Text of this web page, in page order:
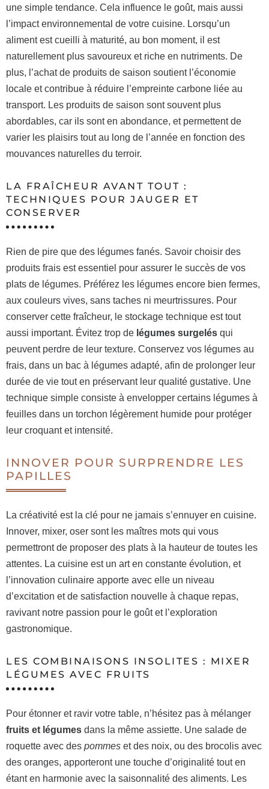
une simple tendance. Cela influence le goût, mais aussi
l’impact environnemental de votre cuisine. Lorsqu’un
aliment est cueilli à maturité, au bon moment, il est
naturellement plus savoureux et riche en nutriments. De
plus, l’achat de produits de saison soutient l’économie
locale et contribue à réduire l’empreinte carbone liée au
transport. Les produits de saison sont souvent plus
abordables, car ils sont en abondance, et permettent de
varier les plaisirs tout au long de l’année en fonction des
mouvances naturelles du terroir.
LA FRAÎCHEUR AVANT TOUT :
TECHNIQUES POUR JAUGER ET
CONSERVER
Rien de pire que des légumes fanés. Savoir choisir des
produits frais est essentiel pour assurer le succès de vos
plats de légumes. Préférez les légumes encore bien fermes,
aux couleurs vives, sans taches ni meurtrissures. Pour
conserver cette fraîcheur, le stockage technique est tout
aussi important. Évitez trop de légumes surgelés qui
peuvent perdre de leur texture. Conservez vos légumes au
frais, dans un bac à légumes adapté, afin de prolonger leur
durée de vie tout en préservant leur qualité gustative. Une
technique simple consiste à envelopper certains légumes à
feuilles dans un torchon légèrement humide pour protéger
leur croquant et intensité.
INNOVER POUR SURPRENDRE LES
PAPILLES
La créativité est la clé pour ne jamais s’ennuyer en cuisine.
Innover, mixer, oser sont les maîtres mots qui vous
permettront de proposer des plats à la hauteur de toutes les
attentes. La cuisine est un art en constante évolution, et
l’innovation culinaire apporte avec elle un niveau
d’excitation et de satisfaction nouvelle à chaque repas,
ravivant notre passion pour le goût et l’exploration
gastronomique.
LES COMBINAISONS INSOLITES : MIXER
LÉGUMES AVEC FRUITS
Pour étonner et ravir votre table, n’hésitez pas à mélanger
fruits et légumes dans la même assiette. Une salade de
roquette avec des pommes et des noix, ou des brocolis avec
des oranges, apporteront une touche d’originalité tout en
étant en harmonie avec la saisonnalité des aliments. Les